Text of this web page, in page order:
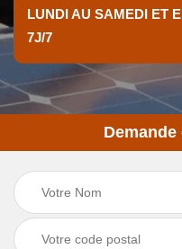
LUNDI AU SAMEDI ET
7J/7